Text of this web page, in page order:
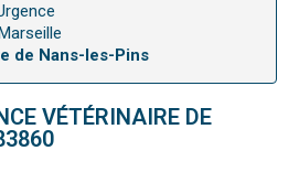
de Nans-les-Pins
VÉTÉRINAIRE DE